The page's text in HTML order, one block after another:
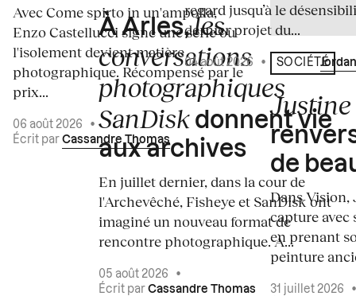
Avec Come spirto in un'ampolla,
Enzo Castellucci signe une série où
l'isolement devient matière
photographique. Récompensé par le
prix...
06 août 2026
•
Écrit par Cassandre Thomas
À Arles,les
conversations
photographiques
SanDisk donnent vie
aux archives
En juillet dernier, dans la cour de
l'Archevêché, Fisheye et SanDisk ont
imaginé un nouveau format de
rencontre photographique. À...
05 août 2026
•
Écrit par Cassandre Thomas
regard jusqu’à le
dernier projet du...
04 août 2026 • Écrit par
SOCIÉTÉ
de
Dans
capture avec
en prenant
peinture
31 juillet 2026